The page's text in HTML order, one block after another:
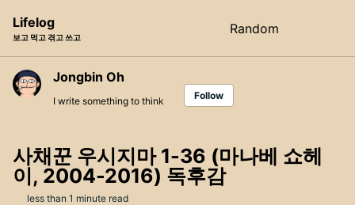
navigation
Lifelog
보고 먹고 겪고 쓰고
Random
Jongbin Oh
I write something to think Follow
사채꾼 우시지마 1-36 (마나베 쇼헤
이, 2004-2016) 독후감
less than 1 minute read